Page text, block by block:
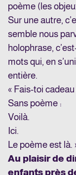
poème (les
Sur une autre,
semble nous
holophrase,
mots qui, en
entière.
« Fais-toi
Sans poème :
Voilà.
Ici.
Le poème est là.
Au plaisir de
enfants près